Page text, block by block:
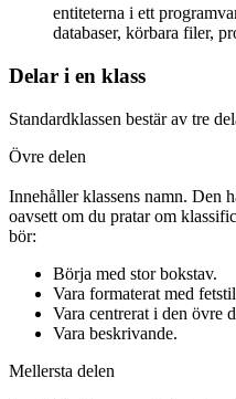
entiteterna i ett
databaser, körbara filer,
Delar i en klass
Standardklassen bestär av tre
Övre delen
Innehåller klassens namn. Den
oavsett om du pratar om
bör:
Börja med stor bokstav.
Vara formaterat med
Vara centrerat i den övre
Vara beskrivande.
Mellersta delen